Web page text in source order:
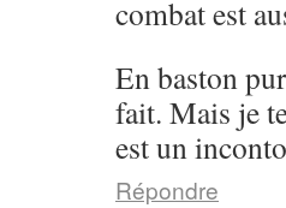
combat est
En baston
fait. Mais je
est un
Répondre